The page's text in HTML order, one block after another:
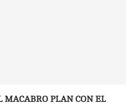
MACABRO PLAN CON EL